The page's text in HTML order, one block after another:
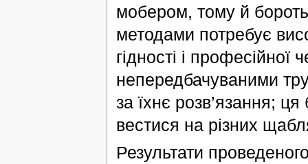
мобером, тому й
методами потребує
гідності і професійної
непередбачуваними
за їхнє розв’язання;
вестися на різних
Результати